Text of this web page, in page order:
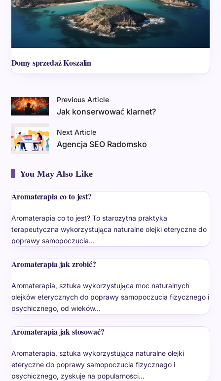
Domy sprzedaż Koszalin
Previous Article
Jak konserwować klarnet?
Next Article
Agencja SEO Radomsko
You May Also Like
Aromaterapia co to jest?
Aromaterapia co to jest? To starożytna praktyka
terapeutyczna wykorzystująca naturalne olejki eteryczne do
poprawy samopoczucia…
Aromaterapia jak zrobić?
Aromaterapia, sztuka wykorzystująca moc naturalnych
olejków eterycznych do poprawy samopoczucia fizycznego i
psychicznego, od wieków…
Aromaterapia jak stosować?
Aromaterapia, sztuka wykorzystująca naturalne olejki
eteryczne do poprawy samopoczucia fizycznego i
psychicznego, zyskuje na popularności…